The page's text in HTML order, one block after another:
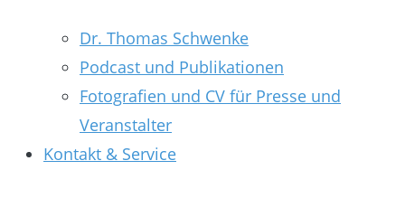
Dr. Thomas Schwenke
Podcast und Publikationen
Fotografien und CV für Presse und
Veranstalter
Kontakt & Service